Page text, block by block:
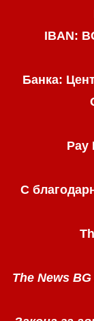
IBAN:
Банка:
Pay
С
The News